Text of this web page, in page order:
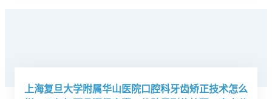
上海复旦大学附属华山医院口腔科牙齿矫正技术怎么